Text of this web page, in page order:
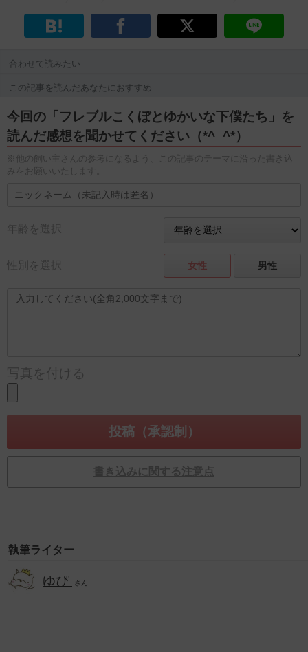
合わせて読みたい
この記事を読んだあなたにおすすめ
今回の「フレブルこくぼとゆかいな下僕たち」を
読んだ感想を聞かせてください（*^_^*）
※他の飼い主さんの参考になるよう、この記事のテーマに沿った書き込
みをお願いいたします。
年齢を選択
性別を選択 女性 男性
写真を付ける
書き込みに関する注意点
執筆ライター
ゆぴ さん